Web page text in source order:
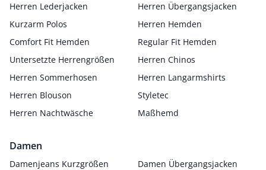
Herren Lederjacken
Herren Übergangsjacken
Kurzarm Polos
Herren Hemden
Comfort Fit Hemden
Regular Fit Hemden
Untersetzte Herrengrößen
Herren Chinos
Herren Sommerhosen
Herren Langarmshirts
Herren Blouson
Styletec
Herren Nachtwäsche
Maßhemd
Damen
Damenjeans Kurzgrößen
Damen Übergangsjacken